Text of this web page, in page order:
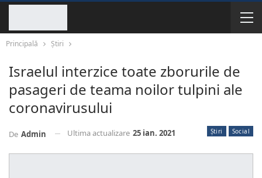
Principală Știri
Israelul interzice toate zborurile de
pasageri de teama noilor tulpini ale
coronavirusului
Știri Social
De Admin Ultima actualizare 25 ian. 2021